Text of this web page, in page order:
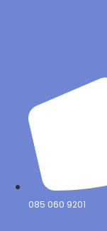
085 060 9201